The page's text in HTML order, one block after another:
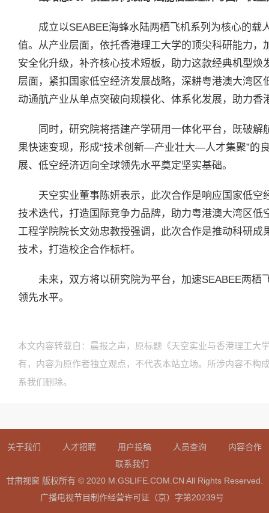
成立以SEABEE海蜂水陆两栖飞机系列为核心的载
值。从产业层面，依托香港理工大学的顶尖科研能力，
安全化升级，补齐核心技术短板，助力这款经典机型
层面，紧扣国家低空经济发展战略，深耕粤港澳大湾
动通航产业从单点突破向规模化、体系化发展，助力香
同时，研究院将搭建产学研用一体化平台，既破
果快速变现，形成“技术创新—产业壮大—人才集聚”的
展、低空经济迈向全球领先水平奠定坚实基础。
天空实业董事陈妍表示，此次合作是响应国家低
技术迭代，打造国际竞争力品牌，助力粤港澳大湾区
工程学院院长文効忠教授强调，此次合作是推动科研
技术，打造校企合作标杆。
未来，双方将以研究院为平台，加速SEABEE两
领先水平。
本文内容转载自：晨报之声，原标题《天空实业与香港理工大
有，内容为原作者独立观点，不代表本站立场。所涉内容不构
系我们删除。
关于我们 人才招聘 用户投稿 人员查询
内容合作
联系我们
甘肃视窗 版权所有 © 2020 M.GSLIFE.COM.CN All Rights Reserved.
广播电视节目制作经营许可证（京）字第20239号